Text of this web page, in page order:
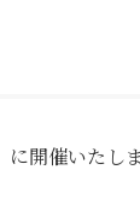
に開催いたし